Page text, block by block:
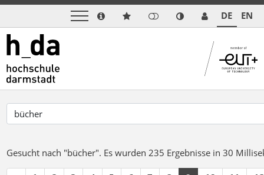
DE EN
Gesucht nach "bücher". Es wurden 235 Ergebnisse in 30